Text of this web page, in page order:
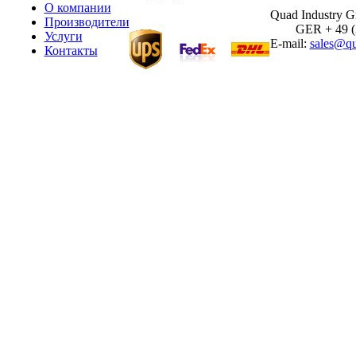
О компании
Производители
Услуги
Контакты
Quad Industry
GER + 49
E-mail: